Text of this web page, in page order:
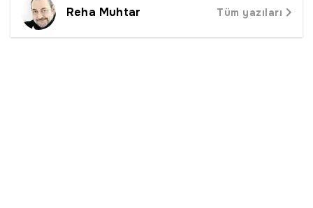
Reha Muhtar Tüm yazıları